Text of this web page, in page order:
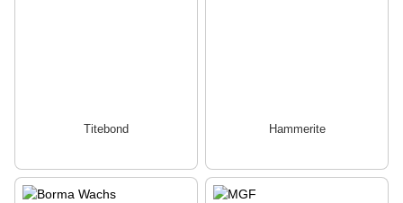
Titebond Hammerite